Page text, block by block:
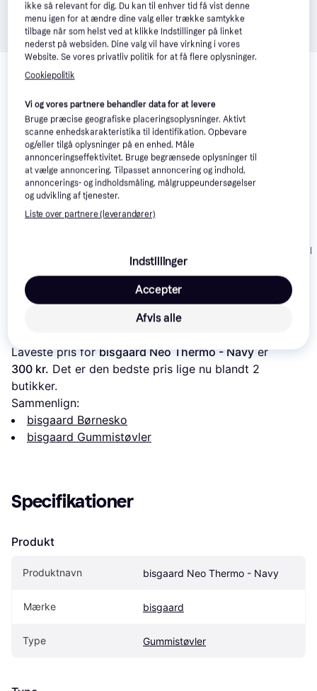
Relaterede produkter
interesser. Vis alle
Trender
240 kr.
Bluegreen/White
400 kr.
Viking Jolly -
Læs om produktet
Laveste pris for bisgaard Neo Thermo - Navy
er
300 kr. Det er den bedste pris lige nu blandt 2
butikker.
Sammenlign:
bisgaard Børnesko
bisgaard Gummistøvler
Specifikationer
Produkt
Produktnavn bisgaard Neo Thermo - Navy
Mærke bisgaard
Type Gummistøvler
ikke så relevant for dig. Du kan til enhver tid få vist denne
menu igen for at ændre dine valg eller trække samtykke
tilbage når som helst ved at klikke Indstillinger på linket
nederst på websiden. Dine valg vil have virkning i vores
Website. Se vores privatliv politik for at få flere oplysninger.
Cookiepolitik
Vi og vores partnere behandler data for at levere
Bruge præcise geografiske placeringsoplysninger. Aktivt
scanne enhedskarakteristika til identifikation. Opbevare
og/eller tilgå oplysninger på en enhed. Måle
annonceringseffektivitet. Bruge begrænsede oplysninger til
at vælge annoncering. Tilpasset annoncering og indhold,
annoncerings- og indholdsmåling, målgruppeundersøgelser
og udvikling af tjenester.
Liste over partnere (leverandører)
Indstillinger
Afvis alle
Accepter